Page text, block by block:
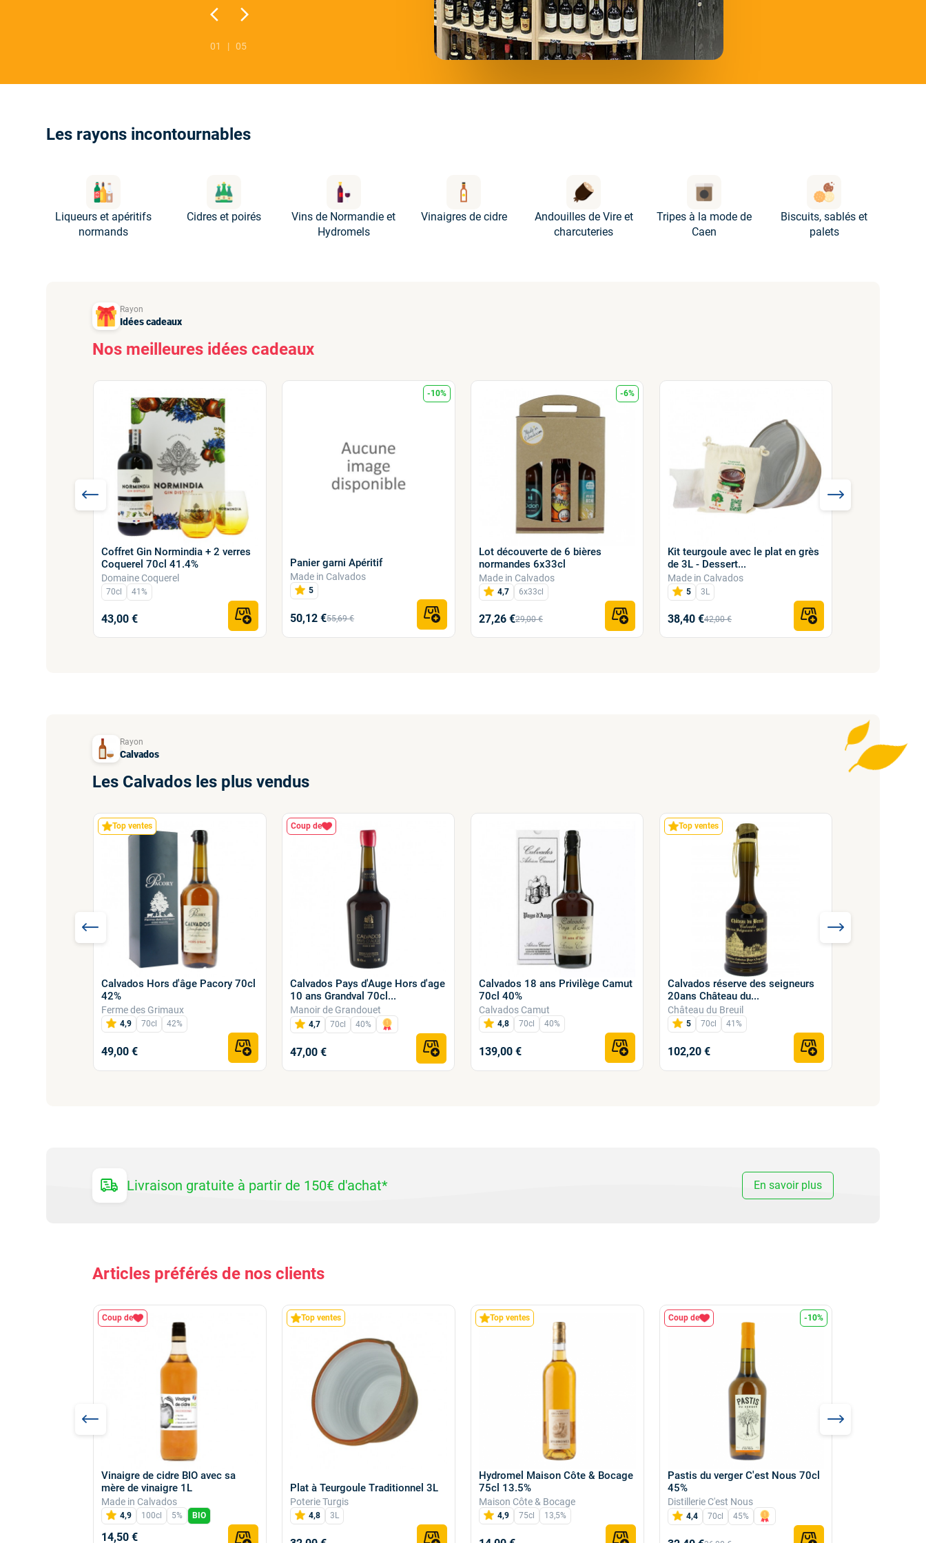
01 | 05
arrow_back_ios arrow_forward_ios
Les rayons incontournables
Liqueurs et apéritifs
normands
Cidres et poirés
Vins de Normandie et
Hydromels
Vinaigres de cidre
Andouilles de Vire et
charcuteries
Tripes à la mode de
Caen
Biscuits, sablés et
palets
Rayon
Idées cadeaux
Nos meilleures idées cadeaux
Coffret Gin Normindia + 2 verres
Coquerel 70cl 41.4%
Domaine Coquerel
70cl 41%
43,00 €
-10%
Panier garni Apéritif
Made in Calvados
5
50,12 €55,69 €
-6%
Lot découverte de 6 bières
normandes 6x33cl
Made in Calvados
4,7 6x33cl
27,26 €29,00 €
Kit teurgoule avec le plat en grès
de 3L - Dessert...
Made in Calvados
5 3L
38,40 €42,00 €
Rayon
Calvados
Les Calvados les plus vendus
Top ventes
Calvados Hors d'âge Pacory 70cl
42%
Ferme des Grimaux
4,9 70cl 42%
49,00 €
Coup de
Calvados Pays d'Auge Hors d'age
10 ans Grandval 70cl...
Manoir de Grandouet
4,7 70cl 40%
47,00 €
Calvados 18 ans Privilège Camut
70cl 40%
Calvados Camut
4,8 70cl 40%
139,00 €
Top ventes
Calvados réserve des seigneurs
20ans Château du...
Château du Breuil
5 70cl 41%
102,20 €
Livraison gratuite à partir de 150€ d'achat* En savoir plus
Articles préférés de nos clients
Coup de
Vinaigre de cidre BIO avec sa
mère de vinaigre 1L
Made in Calvados
4,9 100cl 5% BIO
14,50 €
Top ventes
Plat à Teurgoule Traditionnel 3L
Poterie Turgis
4,8 3L
Top ventes
Hydromel Maison Côte & Bocage
75cl 13.5%
Maison Côte & Bocage
4,9 75cl 13,5%
Coup de -10%
Pastis du verger C'est Nous 70cl
45%
Distillerie C'est Nous
4,4 70cl 45%